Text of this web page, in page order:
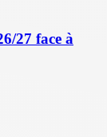
27 face à